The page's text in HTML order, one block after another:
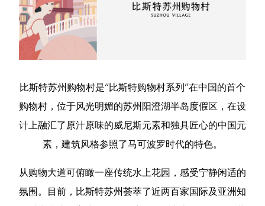
比斯特苏州购物村是“比斯特购物村系列”在中国的首个
购物村，位于风光明媚的苏州阳澄湖半岛度假区，在设
计上融汇了原汁原味的威尼斯元素和独具匠心的中国元
素，建筑风格参照了马可波罗时代的特色。
从购物大道可俯瞰一座传统水上花园，感受宁静闲适的
氛围。目前，比斯特苏州荟萃了近两百家国际及亚洲知